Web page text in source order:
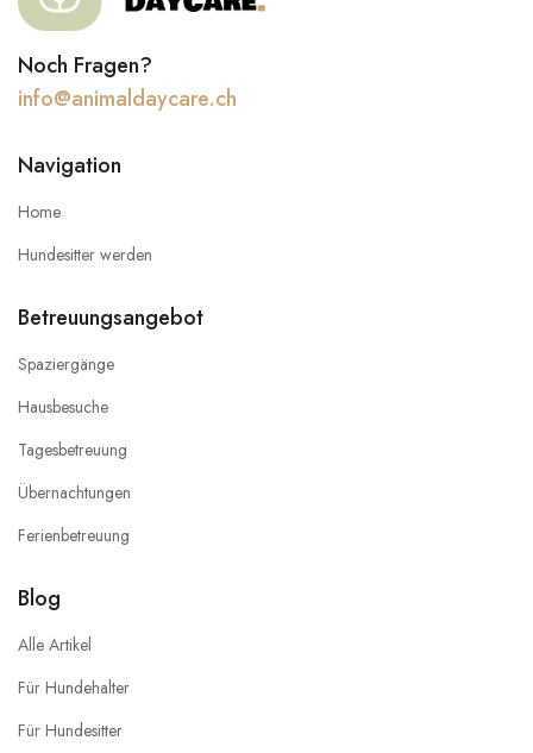
Noch Fragen?
info@animaldaycare.ch
Navigation
Home
Hundesitter werden
Betreuungsangebot
Spaziergänge
Hausbesuche
Tagesbetreuung
Übernachtungen
Ferienbetreuung
Blog
Alle Artikel
Für Hundehalter
Für Hundesitter